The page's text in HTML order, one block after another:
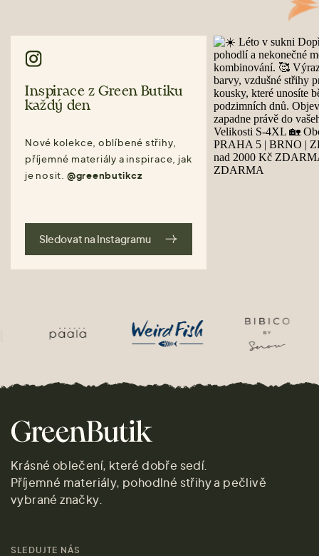
Inspirace z Green Butiku
každý den
Nové kolekce, oblíbené střihy,
příjemné materiály a inspirace, jak
je nosit. @greenbutikcz
Sledovat na Instagramu
Krásné oblečení, které dobře sedí.
Příjemné materiály, pohodlné střihy a pečlivě
vybrané značky.
SLEDUJTE NÁS